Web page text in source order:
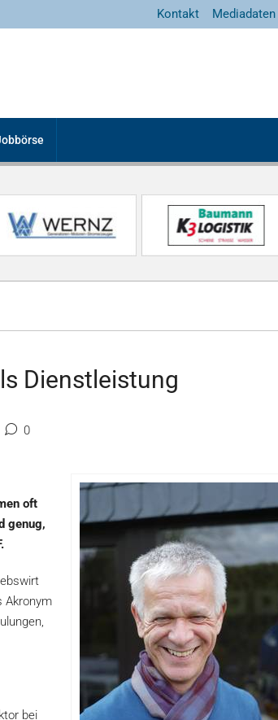
Kontakt Mediadaten
Dienstleistung
0
oft
genug,
Akronym
bei